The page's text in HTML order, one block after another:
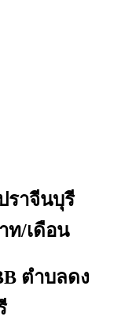
ราจีนบุรี
ท/เดือน
ตำบลดง